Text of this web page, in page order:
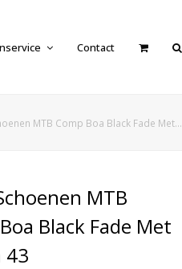
Contact
MTB Comp Boa Black Fade Met…
MTB
Black Fade Met
43